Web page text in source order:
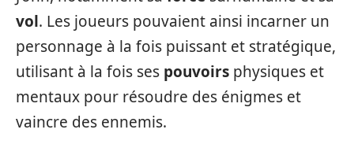
vol. Les joueurs pouvaient ainsi incarner un
personnage à la fois puissant et stratégique,
utilisant à la fois ses pouvoirs physiques et
mentaux pour résoudre des énigmes et
vaincre des ennemis.